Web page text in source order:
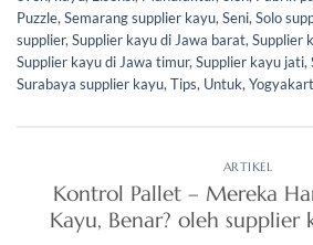
Puzzle,Semarang supplier kayu,Seni,Solo
supplier,Supplier kayu di Jawa barat,Supplier
Supplier kayu di Jawa timur,Supplier kayu jati,
Surabaya supplier kayu,Tips, Untuk,
ARTIKEL
Kontrol Pallet – Mereka
Kayu, Benar? oleh supplier